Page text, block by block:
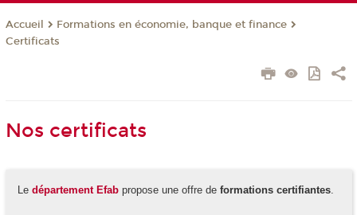
Accueil
Formations en économie, banque et finance
Certificats
Nos certificats
Le département Efabpropose une offre de formations certifiantes.